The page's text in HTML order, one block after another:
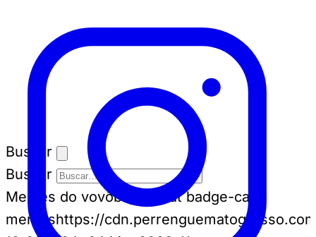
Buscar
Buscar
Memes do vovôbadge-cat badge-cat--
memeshttps://